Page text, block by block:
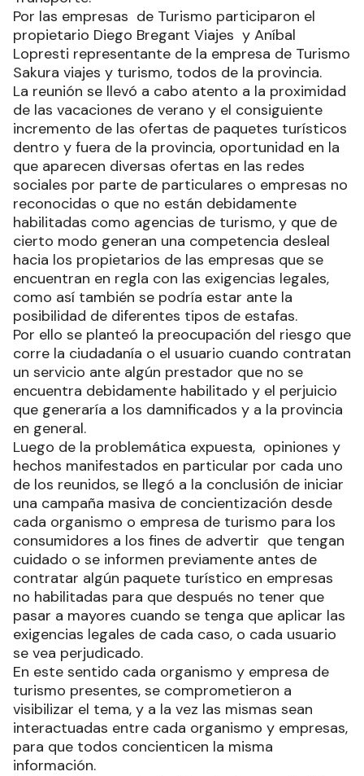
Por las empresas de Turismo participaron el
propietario Diego Bregant Viajes y Aníbal
Lopresti representante de la empresa de Turismo
Sakura viajes y turismo, todos de la provincia.
La reunión se llevó a cabo atento a la proximidad
de las vacaciones de verano y el consiguiente
incremento de las ofertas de paquetes turísticos
dentro y fuera de la provincia, oportunidad en la
que aparecen diversas ofertas en las redes
sociales por parte de particulares o empresas no
reconocidas o que no están debidamente
habilitadas como agencias de turismo, y que de
cierto modo generan una competencia desleal
hacia los propietarios de las empresas que se
encuentran en regla con las exigencias legales,
como así también se podría estar ante la
posibilidad de diferentes tipos de estafas.
Por ello se planteó la preocupación del riesgo que
corre la ciudadanía o el usuario cuando contratan
un servicio ante algún prestador que no se
encuentra debidamente habilitado y el perjuicio
que generaría a los damnificados y a la provincia
en general.
Luego de la problemática expuesta, opiniones y
hechos manifestados en particular por cada uno
de los reunidos, se llegó a la conclusión de iniciar
una campaña masiva de concientización desde
cada organismo o empresa de turismo para los
consumidores a los fines de advertir que tengan
cuidado o se informen previamente antes de
contratar algún paquete turístico en empresas
no habilitadas para que después no tener que
pasar a mayores cuando se tenga que aplicar las
exigencias legales de cada caso, o cada usuario
se vea perjudicado.
En este sentido cada organismo y empresa de
turismo presentes, se comprometieron a
visibilizar el tema, y a la vez las mismas sean
interactuadas entre cada organismo y empresas,
para que todos concienticen la misma
información.